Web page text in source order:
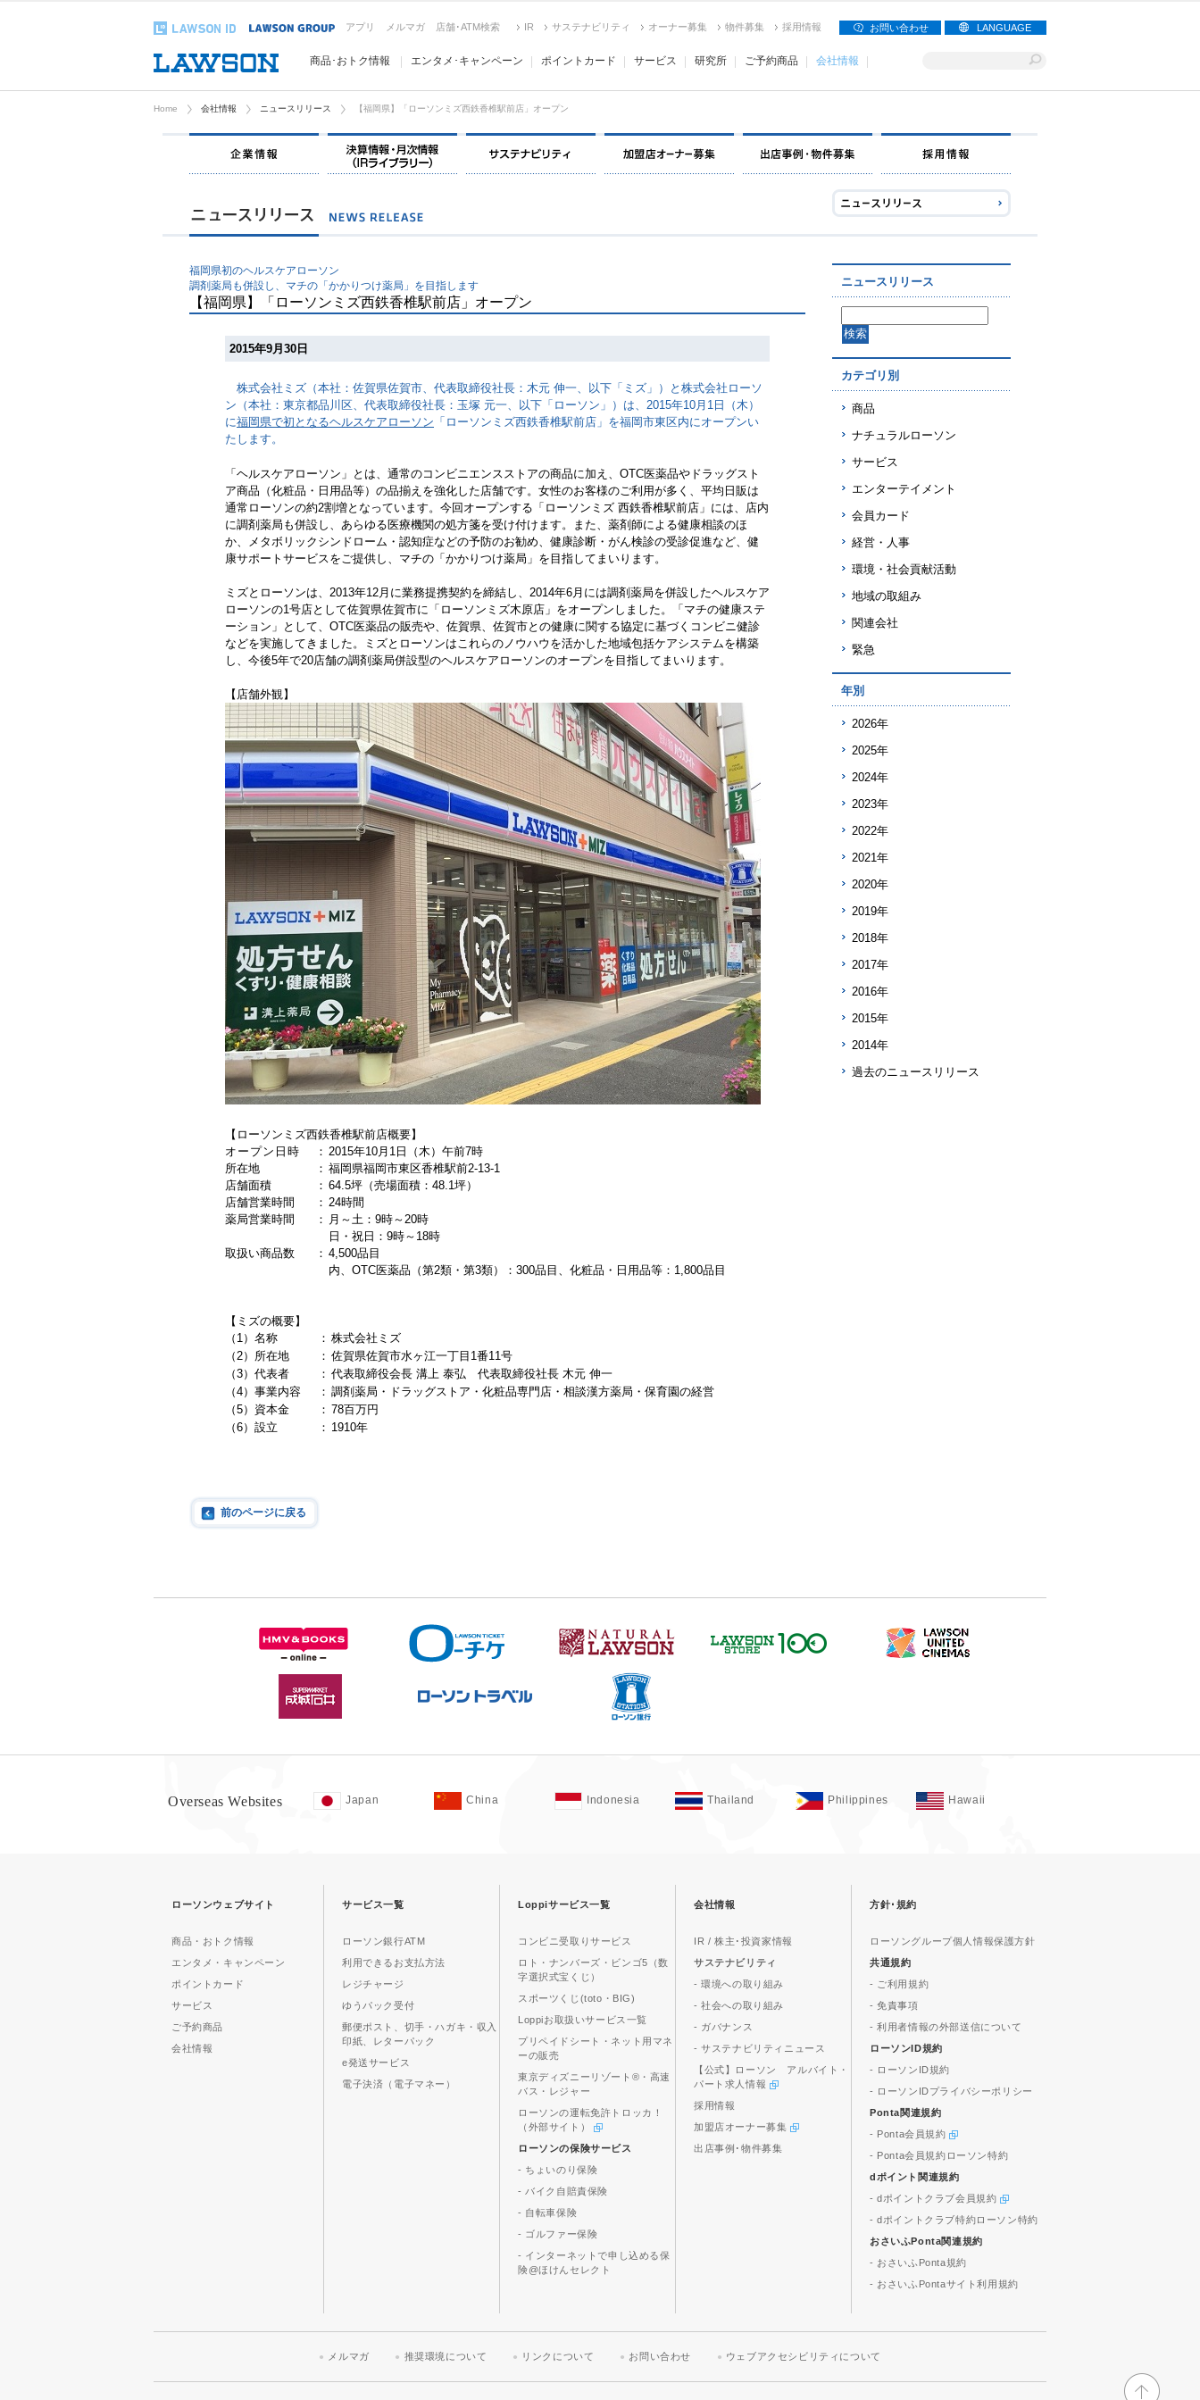
アプリ メルマガ 店舗･ATM検索 IR サステナビリティ オーナー募集 物件募集 採用情報 お問い合わせ LANGUAGE
商品･おトク情報 エンタメ･キャンペーン ポイントカード サービス 研究所 ご予約商品 会社情報
Home 会社情報 ニュースリリース 【福岡県】「ローソンミズ西鉄香椎駅前店」オープン
企業情報
福岡県初のヘルスケアローソン
調剤薬局も併設し、マチの「かかりつけ薬局」を目指します
【福岡県】「ローソンミズ西鉄香椎駅前店」オープン
2015年9月30日
株式会社ミズ（本社：佐賀県佐賀市、代表取締役社長：木元 伸一、以下「ミズ」）と株式会社ローソ
ン（本社：東京都品川区、代表取締役社長：玉塚 元一、以下「ローソン」）は、2015年10月1日（木）
に福岡県で初となるヘルスケアローソン 「ローソンミズ西鉄香椎駅前店」を福岡市東区内にオープンい
たします。
「ヘルスケアローソン」とは、通常のコンビニエンスストアの商品に加え、OTC医薬品やドラッグスト
ア商品（化粧品・日用品等）の品揃えを強化した店舗です。女性のお客様のご利用が多く、平均日販は
通常ローソンの約2割増となっています。今回オープンする「ローソンミズ 西鉄香椎駅前店」には、店内
に調剤薬局も併設し、あらゆる医療機関の処方箋を受け付けます。また、薬剤師による健康相談のほ
か、メタボリックシンドローム・認知症などの予防のお勧め、健康診断・がん検診の受診促進など、健
康サポートサービスをご提供し、マチの「かかりつけ薬局」を目指してまいります。
ミズとローソンは、2013年12月に業務提携契約を締結し、2014年6月には調剤薬局を併設したヘルスケア
ローソンの1号店として佐賀県佐賀市に「ローソンミズ木原店」をオープンしました。「マチの健康ステ
ーション」として、OTC医薬品の販売や、佐賀県、佐賀市との健康に関する協定に基づくコンビニ健診
などを実施してきました。ミズとローソンはこれらのノウハウを活かした地域包括ケアシステムを構築
し、今後5年で20店舗の調剤薬局併設型のヘルスケアローソンのオープンを目指してまいります。
【店舗外観】
【ローソンミズ西鉄香椎駅前店概要】
オープン日時
： 2015年10月 1 日（木）午前7時
所在地
： 福岡県福岡市東区香椎駅前2-13-1
店舗面積
： 64.5坪（売場面積： 48.1坪）
店舗営業時間
： 24時間
薬局営業時間
： 月～土： 9時～20時
日・祝日： 9時～ 18時
取扱い商品数
： 4,500品目
内、 OTC医薬品 （第2類・第3類） ： 300品目、化粧品・日用品等： 1,800品目
【ミズの概要】
（1） 名称 ： 株式会社ミズ
（2） 所在地 ： 佐賀県佐賀市水ヶ江一丁目 1番11号
（3） 代表者 ： 代表取締役会長 溝上 泰弘 代表取締役社長 木元 伸一
（4） 事業内容 ： 調剤薬局・ドラッグストア・化粧品専門店・相談漢方薬局・保育園の経営
（5） 資本金 ： 78百万円
（6） 設立 ： 1910年
前のページに戻る
ニュースリリース
カテゴリ別
商品
ナチュラルローソン
サービス
エンターテイメント
会員カード
経営・人事
環境・社会貢献活動
地域の取組み
関連会社
緊急
年別
2026年
2025年
2024年
2023年
2022年
2021年
2020年
2019年
2018年
2017年
2016年
2015年
2014年
過去のニュースリリース
Overseas Websites Japan China Indonesia Thailand Philippines Hawaii
ローソンウェブサイト
商品・おトク情報
エンタメ・キャンペーン
ポイントカード
サービス
ご予約商品
会社情報
サービス一覧
ローソン銀行ATM
利用できるお支払方法
レジチャージ
ゆうパック受付
郵便ポスト、切手・ハガキ・収入
印紙、レターパック
e発送サービス
電子決済（電子マネー）
Loppiサービス一覧
コンビニ受取りサービス
ロト・ナンバーズ・ビンゴ5（数
字選択式宝くじ）
スポーツくじ(toto・BIG)
Loppiお取扱いサービス一覧
プリペイドシート・ネット用マネ
ーの販売
東京ディズニーリゾート®・高速
バス・レジャー
ローソンの運転免許トロッカ！
（外部サイト）
ローソンの保険サービス
- ちょいのり保険
- バイク自賠責保険
- 自転車保険
- ゴルファー保険
- インターネットで申し込める保
険@ほけんセレクト
会社情報
IR / 株主･投資家情報
サステナビリティ
- 環境への取り組み
- 社会への取り組み
- ガバナンス
- サステナビリティニュース
【公式】ローソン アルバイト・
パート求人情報
採用情報
加盟店オーナー募集
出店事例･物件募集
方針･規約
ローソングループ個人情報保護方針
共通規約
- ご利用規約
- 免責事項
- 利用者情報の外部送信について
ローソンID規約
- ローソンID規約
- ローソンIDプライバシーポリシー
Ponta関連規約
- Ponta会員規約
- Ponta会員規約ローソン特約
dポイント関連規約
- dポイントクラブ会員規約
- dポイントクラブ特約ローソン特約
おさいふPonta関連規約
- おさいふPonta規約
- おさいふPontaサイト利用規約
メルマガ 推奨環境について リンクについて お問い合わせ ウェブアクセシビリティについて